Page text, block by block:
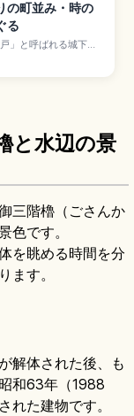
の町並み・時の
る
」と呼ばれる城下町
約400m続く一番街
年に国の重要伝統的
と水辺の景
三階櫓（ごさんか
色です。
を眺める時間を分
ます。
解体された後、も
和63年（1988
れた建物です。